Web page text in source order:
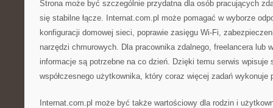
Strona może być szczególnie przydatna dla osób pracujących
się stabilne łącze. Internat.com.pl może pomagać w wyborze
konfiguracji domowej sieci, poprawie zasięgu Wi-Fi,
narzędzi chmurowych. Dla pracownika zdalnego, freelancera lub
informacje są potrzebne na co dzień. Dzięki temu serwis wpisuje
współczesnego użytkownika, który coraz więcej zadań wykonuje
Internat.com.pl może być także wartościowy dla rodzin i